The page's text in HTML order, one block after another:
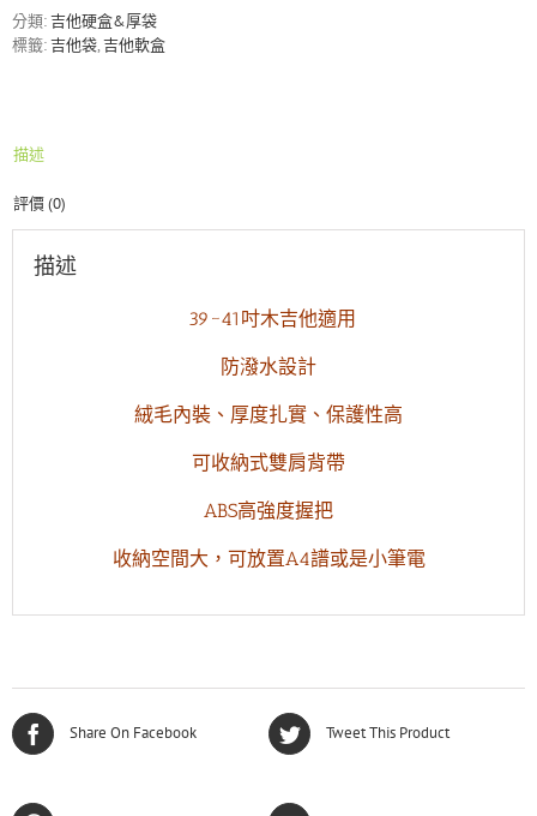
吉
他
利
分類:吉他硬盒&厚袋
標籤:吉他袋,吉他軟盒
描述
評價 (0)
描述
39~41吋木吉他適用
防潑水設計
絨毛內裝、厚度扎實、保護性高
可收納式雙肩背帶
ABS高強度握把
收納空間大，可放置A4譜或是小筆電
Share On Facebook Tweet This Product